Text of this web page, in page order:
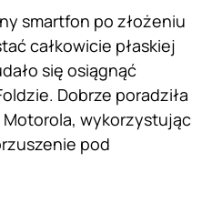
smartfon po złożeniu
całkowicie płaskiej
się osiągnąć
Dobrze poradziła
wykorzystując
pod